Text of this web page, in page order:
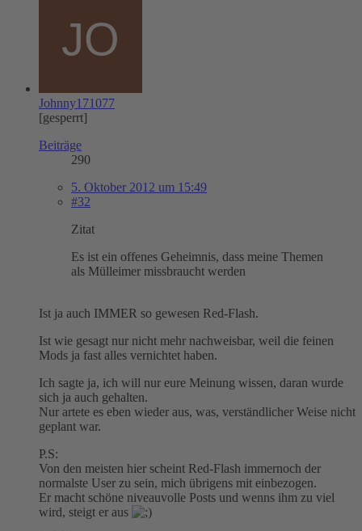
Johnny171077
[gesperrt]
Beiträge
290
5. Oktober 2012 um 15:49
#32
Zitat
Es ist ein offenes Geheimnis, dass meine Themen
als Mülleimer missbraucht werden
Ist ja auch IMMER so gewesen Red-Flash.
Ist wie gesagt nur nicht mehr nachweisbar, weil die feinen
Mods ja fast alles vernichtet haben.
Ich sagte ja, ich will nur eure Meinung wissen, daran wurde
sich ja auch gehalten.
Nur artete es eben wieder aus, was, verständlicher Weise nicht
geplant war.
P.S:
Von den meisten hier scheint Red-Flash immernoch der
normalste User zu sein, mich übrigens mit einbezogen.
Er macht schöne niveauvolle Posts und wenns ihm zu viel
wird, steigt er aus